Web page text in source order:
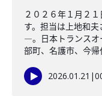
２０２６年１月２
す。担当は上地和
―。日本トランスオ
部町、名護市、今帰
2026.01.21 |